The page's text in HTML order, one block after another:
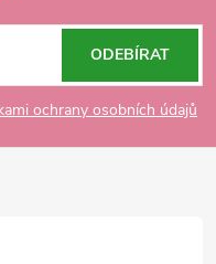
ochrany osobních údajů
ODEBÍRAT